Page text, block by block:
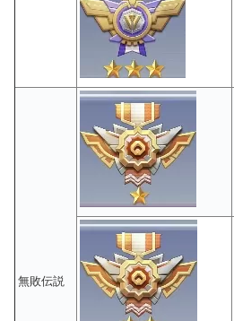
無敗伝説